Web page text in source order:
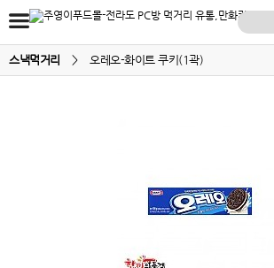
스낵먹거리 > 오레오-화이트 쿠키(1곽)